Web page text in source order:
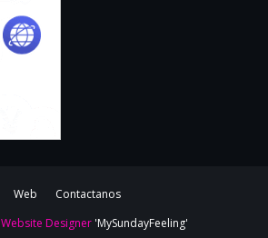
Web
Contactanos
Website Designer 'MySundayFeeling'